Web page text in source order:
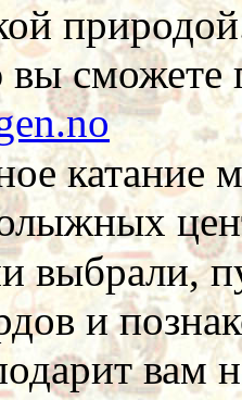
сможете
катание
выбрали,
и
вам